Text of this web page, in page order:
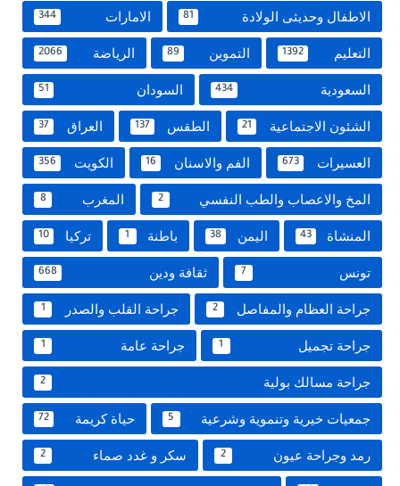
الاطفال وحديثى الولادة 81 الامارات 344
التعليم 1392 التموين 89 الرياضة 2066
السعودية 434 السودان 51
الشئون الاجتماعية 21 الطقس 137 العراق 37
العسيرات 673 الفم والاسنان 16 الكويت 356
المخ والاعصاب والطب النفسي 2 المغرب 8
المنشاة 43 اليمن 38 باطنة 1 تركيا 10
تونس 7 ثقافة ودين 668
جراحة العظام والمفاصل 2 جراحة القلب والصدر 1
جراحة تجميل 1 جراحة عامة 1
جراحة مسالك بولية 2
جمعيات خيرية وتنموية وشرعية 5 حياة كريمة 72
رمد وجراحة عيون 2 سكر و غدد صماء 2